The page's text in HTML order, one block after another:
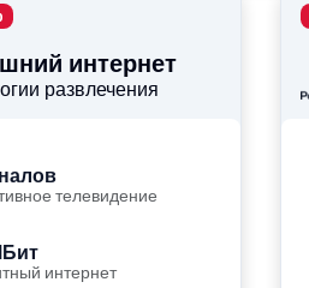
интернет
развлечения
телевидение
интернет